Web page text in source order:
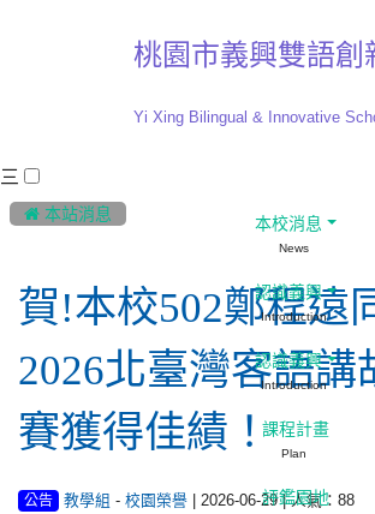
:::
 本站消息
賀!本校502鄭程遠
2026北臺灣客語講
賽獲得佳績！
公告 教學組 - 校園榮譽| 2026-06-29 | 人氣：88
桃園市義興雙語創
Yi Xing Bilingual & Innovative
三
本校消息
News
認識義興
Introduction
認識義興
Introduction
課程計畫
Plan
評鑑園地